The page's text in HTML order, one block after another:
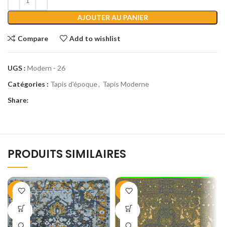
AJOUTER AU PANIER
Compare Add to wishlist
UGS : Modern - 26
Catégories : Tapis d'époque, Tapis Moderne
Share:
PRODUITS SIMILAIRES
-40%
SOLD
OUT
-40%
SOLD
OUT